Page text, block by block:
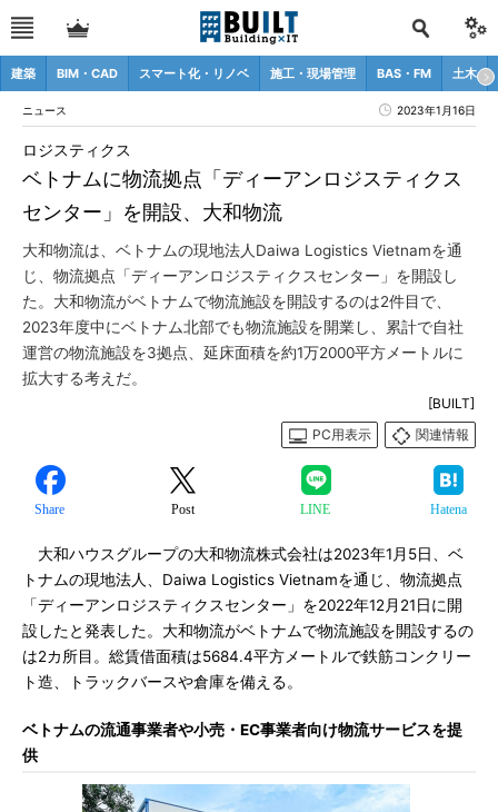
建築 BIM・CAD スマート化・リノベ 施工・現場管理 BAS・FM 土木
ニュース 2023年1月16日
ベトナムに物流拠点「ディーアンロジスティクス
センター」を開設、大和物流
ロジスティクス
大和物流は、ベトナムの現地法人Daiwa Logistics Vietnamを通
じ、物流拠点「ディーアンロジスティクスセンター」を開設し
た。大和物流がベトナムで物流施設を開設するのは2件目で、
2023年度中にベトナム北部でも物流施設を開業し、累計で自社
運営の物流施設を3拠点、延床面積を約1万2000平方メートルに
拡大する考えだ。
[BUILT]
PC用表示
関連情報
Share Post LINE Hatena
大和ハウスグループの大和物流株式会社は2023年1月5日、ベ
トナムの現地法人、Daiwa Logistics Vietnamを通じ、物流拠点
「ディーアンロジスティクスセンター」を2022年12月21日に開
設したと発表した。大和物流がベトナムで物流施設を開設するの
は2カ所目。総賃借面積は5684.4平方メートルで鉄筋コンクリー
ト造、トラックバースや倉庫を備える。
ベトナムの流通事業者や小売・EC事業者向け物流サービスを提
供